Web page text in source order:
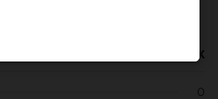
Нет оценок
0